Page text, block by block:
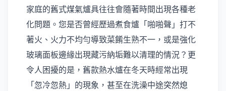
家庭的舊式煤氣爐具往往會隨著時間出現各種老
化問題。您是否曾經歷過煮食爐「啪啪聲」打不
著火、火力不均勻導致菜餚生熟不一，或是強化
玻璃面板邊緣出現藏污納垢難以清理的情況？更
令人困擾的是，舊款熱水爐在冬天時經常出現
「忽冷忽熱」的現象，甚至在洗澡中途突然熄